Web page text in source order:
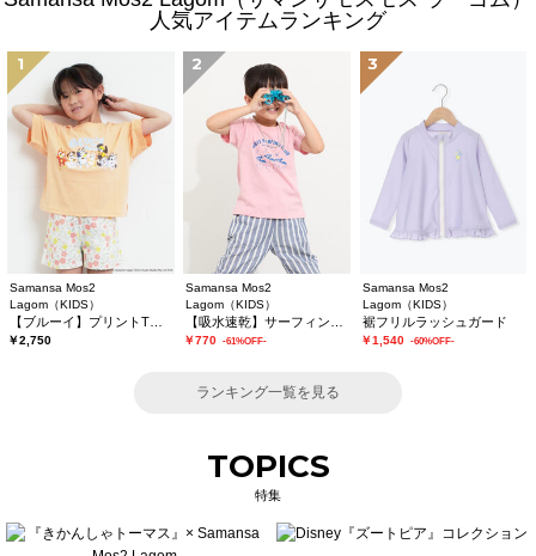
人気アイテムランキング
1
Samansa Mos2
Lagom（KIDS）
￥2,750
2
Samansa Mos2
Lagom（KIDS）
￥770 -61%OFF-
3
Samansa Mos2
Lagom（KIDS）
裾フリルラッシュガード
￥1,540 -60%OFF-
ランキング一覧を見る
TOPICS
特集